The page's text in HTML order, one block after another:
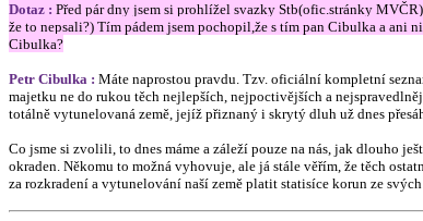
Dotaz : Před pár dny jsem si prohlížel svazky Stb(ofic.stránky
že to nepsali?) Tím pádem jsem pochopil,že s tím pan Cibulka a
Cibulka?
Petr Cibulka : Máte naprostou pravdu. Tzv. oficiální kompletní
majetku ne do rukou těch nejlepších, nejpoctivějších a
totálně vytunelovaná země, jejíž přiznaný i skrytý dluh už dnes
Co jsme si zvolili, to dnes máme a záleží pouze na nás, jak dlouho
okraden. Někomu to možná vyhovuje, ale já stále věřím, že těch
za rozkradení a vytunelování naší země platit statisíce korun ze